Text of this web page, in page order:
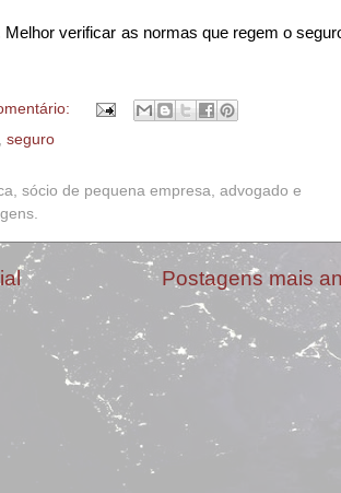
verificar as normas que regem o
, seguro
sócio de pequena empresa, advogado e
Postagens mais